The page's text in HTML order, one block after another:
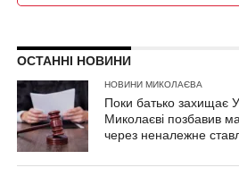
ОСТАННІ НОВИНИ
НОВИНИ МИКОЛАЄВА
Поки батько захищає
Миколаєві позбавив
через неналежне